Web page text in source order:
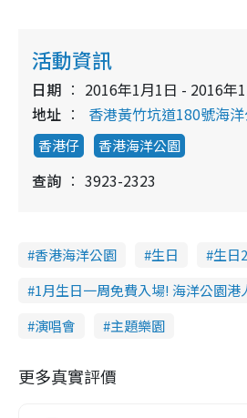
活動資訊
日期
2016年1月1日 - 2016年
地址
香港黃竹坑道180號‎海
香港仔 香港海洋公園
查詢 3923-2323
香港海洋公園 生日
生日
1月生日一周免費入場! 海洋公園港
演唱會
主題樂園
更多真實評價